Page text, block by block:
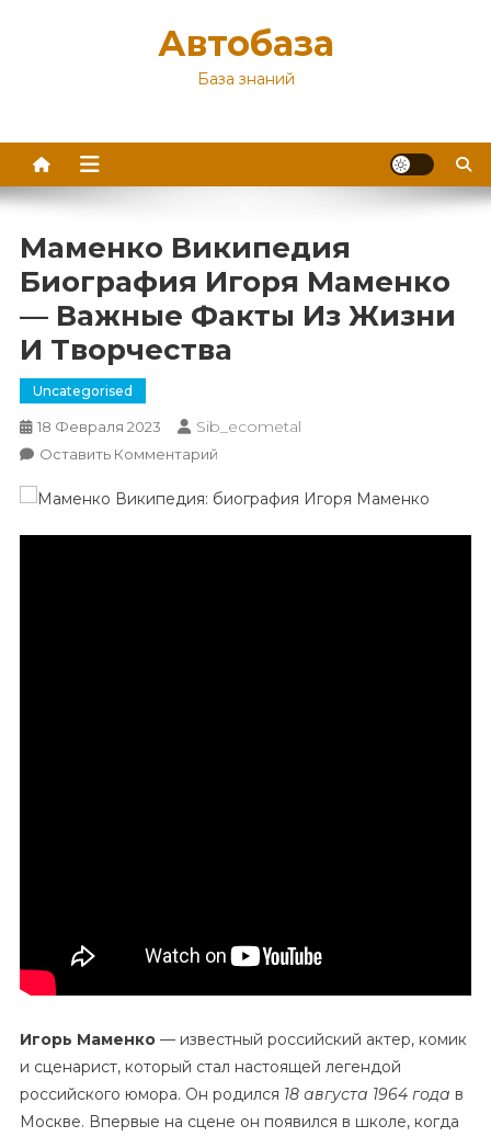
Автобаза
База знаний
Маменко Википедия
Биография Игоря Маменко
— Важные Факты Из Жизни
И Творчества
Uncategorised
18 Февраля 2023 Sib_ecometal
Оставить КомментарийК
Википедия
Игорь Маменко— известный российский актер, комик
и сценарист, который стал настоящей легендой
российского юмора. Он родился 18 августа 1964 года в
Москве. Впервые на сцене он появился в школе, когда